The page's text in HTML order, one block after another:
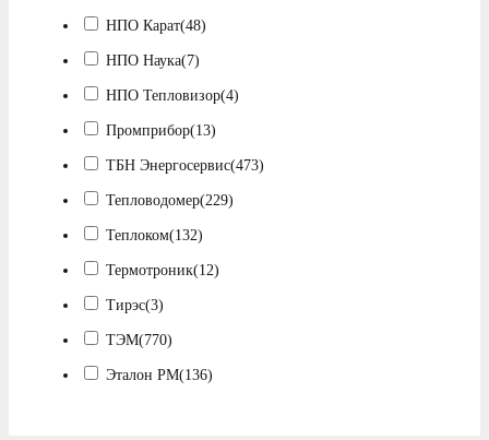
НПО Карат(48)
НПО Наука(7)
НПО Тепловизор(4)
Промприбор(13)
ТБН Энергосервис(473)
Тепловодомер(229)
Теплоком(132)
Термотроник(12)
Тирэс(3)
ТЭМ(770)
Эталон РМ(136)